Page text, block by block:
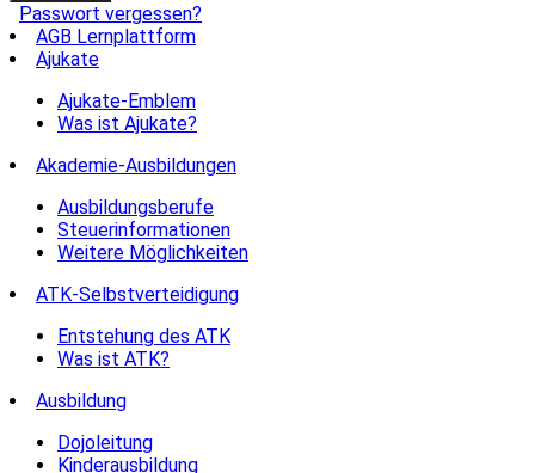
Passwort vergessen?
AGB Lernplattform
Ajukate
Ajukate-Emblem
Was ist Ajukate?
Akademie-Ausbildungen
Ausbildungsberufe
Steuerinformationen
Weitere Möglichkeiten
ATK-Selbstverteidigung
Entstehung des ATK
Was ist ATK?
Ausbildung
Dojoleitung
Kinderausbildung